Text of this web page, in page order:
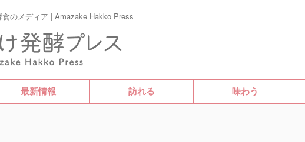
のメディア | Amazake Hakko Press
最新情報 訪れる 味わう